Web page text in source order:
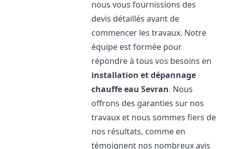
nous vous fournissions des
devis détaillés avant de
commencer les travaux. Notre
équipe est formée pour
répondre à tous vos besoins en
installation et dépannage
chauffe eau Sevran. Nous
offrons des garanties sur nos
travaux et nous sommes fiers de
nos résultats, comme en
témoignent nos nombreux avis